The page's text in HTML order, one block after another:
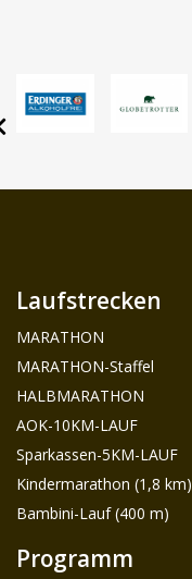
Laufstrecken
MARATHON
MARATHON-Staffel
HALBMARATHON
AOK-10KM-LAUF
Sparkassen-5KM-LAUF
Kindermarathon (1,8 km)
Bambini-Lauf (400 m)
Programm